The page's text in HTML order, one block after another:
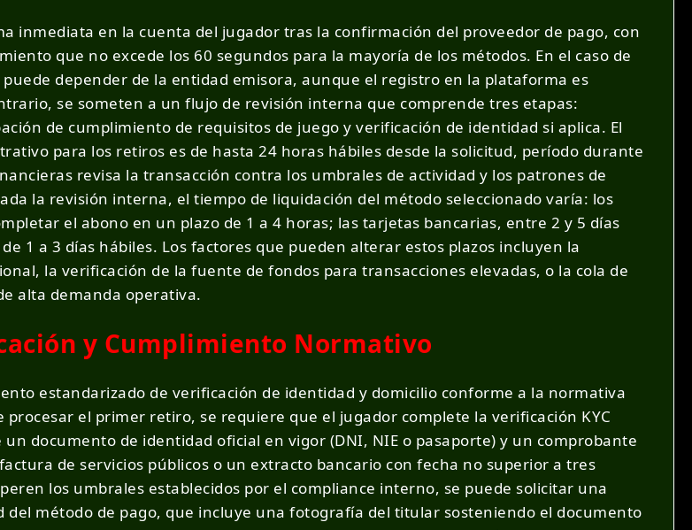
inmediata en la cuenta del jugador tras la confirmación del proveedor de pago, con
que no excede los 60 segundos para la mayoría de los métodos. En el caso de
depender de la entidad emisora, aunque el registro en la plataforma es
se someten a un flujo de revisión interna que comprende tres etapas:
de cumplimiento de requisitos de juego y verificación de identidad si aplica. El
para los retiros es de hasta 24 horas hábiles desde la solicitud, período durante
revisa la transacción contra los umbrales de actividad y los patrones de
la revisión interna, el tiempo de liquidación del método seleccionado varía: los
el abono en un plazo de 1 a 4 horas; las tarjetas bancarias, entre 2 y 5 días
1 a 3 días hábiles. Los factores que pueden alterar estos plazos incluyen la
la verificación de la fuente de fondos para transacciones elevadas, o la cola de
alta demanda operativa.
y Cumplimiento Normativo
estandarizado de verificación de identidad y domicilio conforme a la normativa
procesar el primer retiro, se requiere que el jugador complete la verificación KYC
documento de identidad oficial en vigor (DNI, NIE o pasaporte) y un comprobante
de servicios públicos o un extracto bancario con fecha no superior a tres
los umbrales establecidos por el compliance interno, se puede solicitar una
del método de pago, que incluye una fotografía del titular sosteniendo el documento